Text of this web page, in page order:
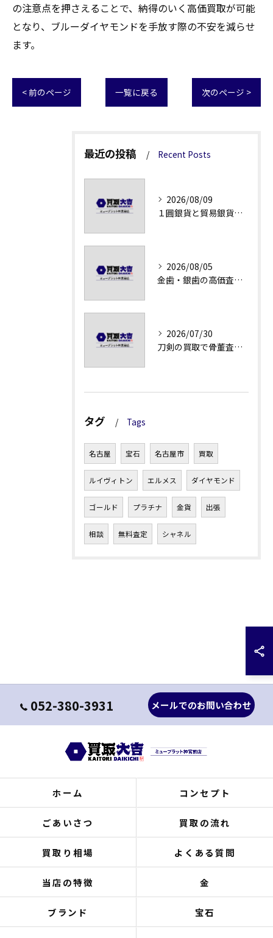
の注意点を押さえることで、納得のいく高価買取が可能
となり、ブルーダイヤモンドを手放す際の不安を減らせ
ます。
< 前のページ 一覧に戻る 次のページ >
最近の投稿 Recent Posts
2026/08/09
１圓銀貨と貿易銀貨の買取価格解説
2026/08/05
金歯・銀歯の高価査定法徹底解説
2026/07/30
刀剣の買取で骨董査定の注意点
タグ Tags
名古屋 宝石 名古屋市 買取
ルイヴィトン エルメス ダイヤモンド
ゴールド プラチナ 金貨 出張
相談 無料査定 シャネル
052-380-3931 メールでのお問い合わせ
ホーム コンセプト
ごあいさつ 買取の流れ
買取り相場 よくある質問
当店の特徴 金
ブランド 宝石